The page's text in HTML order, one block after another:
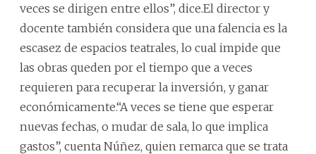
veces se dirigen entre ellos”, dice.El director y
docente también considera que una falencia es la
escasez de espacios teatrales, lo cual impide que
las obras queden por el tiempo que a veces
requieren para recuperar la inversión, y ganar
económicamente.“A veces se tiene que esperar
nuevas fechas, o mudar de sala, lo que implica
gastos”, cuenta Núñez, quien remarca que se trata